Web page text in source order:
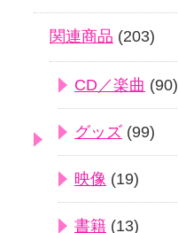
関連商品 (203)
CD／楽曲 (90)
グッズ (99)
映像 (19)
書籍 (13)